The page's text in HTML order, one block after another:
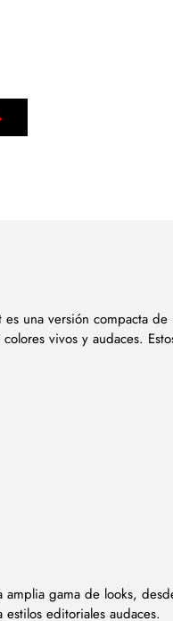
es una versión compacta de
vivos y audaces.
amplia gama de looks,
estilos editoriales audaces.